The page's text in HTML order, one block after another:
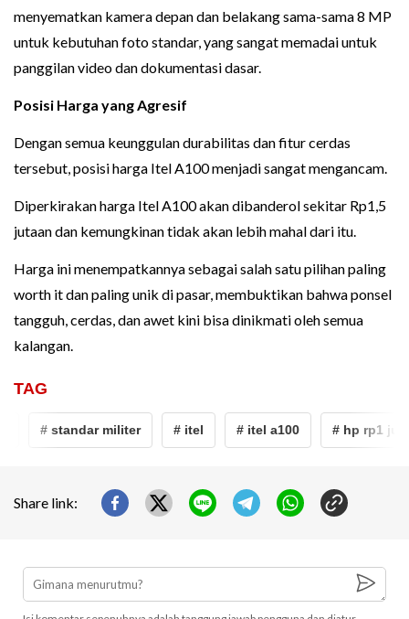
menyematkan kamera depan dan belakang sama-sama 8 MP
untuk kebutuhan foto standar, yang sangat memadai untuk
panggilan video dan dokumentasi dasar.
Posisi Harga yang Agresif
Dengan semua keunggulan durabilitas dan fitur cerdas
tersebut, posisi harga Itel A100 menjadi sangat mengancam.
Diperkirakan harga Itel A100 akan dibanderol sekitar Rp1,5
jutaan dan kemungkinan tidak akan lebih mahal dari itu.
Harga ini menempatkannya sebagai salah satu pilihan paling
worth it dan paling unik di pasar, membuktikan bahwa ponsel
tangguh, cerdas, dan awet kini bisa dinikmati oleh semua
kalangan.
TAG
# standar militer # itel # itel a100 # hp rp1
Share link: